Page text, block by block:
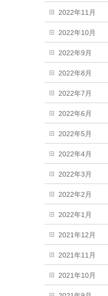
2022年11月
2022年10月
2022年9月
2022年8月
2022年7月
2022年6月
2022年5月
2022年4月
2022年3月
2022年2月
2022年1月
2021年12月
2021年11月
2021年10月